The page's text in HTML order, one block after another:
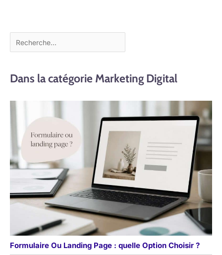
Dans la catégorie Marketing Digital
Formulaire Ou Landing Page : quelle Option Choisir ?